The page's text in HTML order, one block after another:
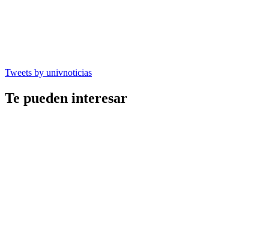
Tweets by univnoticias
Te pueden interesar